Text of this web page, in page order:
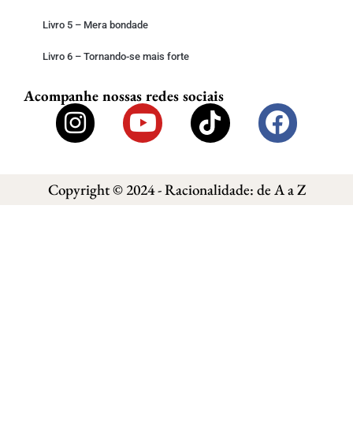
Livro 5 – Mera bondade
Livro 6 – Tornando-se mais forte
Acompanhe nossas redes sociais
Copyright © 2024 - Racionalidade: de A a Z